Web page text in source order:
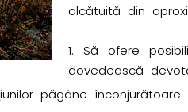
alcătuită din
Să ofere
dovedească
păgâne înconjurătoare.